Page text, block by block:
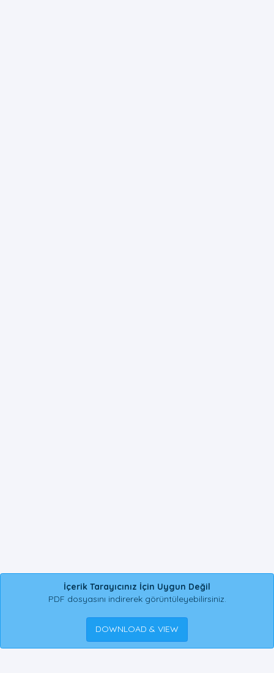
İçerik Tarayıcınız İçin Uygun Değil
PDF dosyasını indirerek görüntüleyebilirsiniz.
DOWNLOAD & VIEW